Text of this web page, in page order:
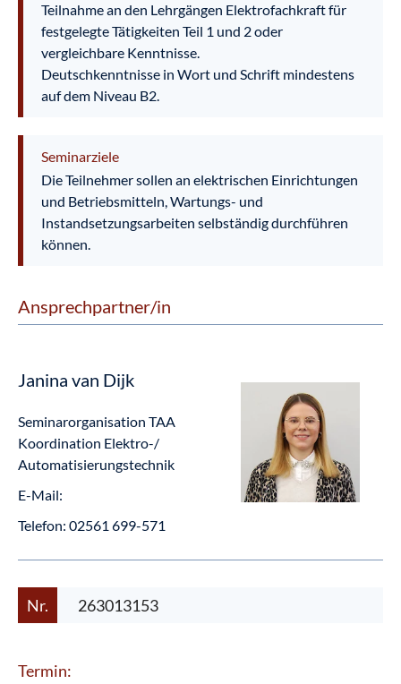
Nr. 263013153
Termin:
Teilnahme an den Lehrgängen Elektrofachkraft für
festgelegte Tätigkeiten Teil 1 und 2 oder
vergleichbare Kenntnisse.
Deutschkenntnisse in Wort und Schrift mindestens
auf dem Niveau B2.
Seminarziele
Die Teilnehmer sollen an elektrischen Einrichtungen
und Betriebsmitteln, Wartungs- und
Instandsetzungsarbeiten selbständig durchführen
können.
Ansprechpartner/in
Janina van Dijk
Seminarorganisation TAA
Koordination Elektro-/
Automatisierungstechnik
E-Mail:
Telefon: 02561 699-571